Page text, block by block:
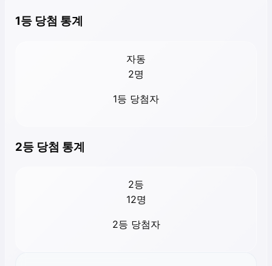
1등 당첨 통계
자동
2명
1등 당첨자
2등 당첨 통계
2등
12명
2등 당첨자